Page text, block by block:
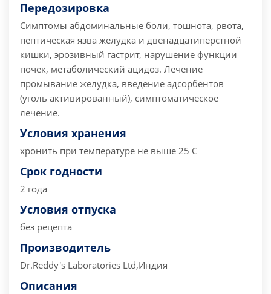
Передозировка
Симптомы абдоминальные боли, тошнота, рвота,
пептическая язва желудка и двенадцатиперстной
кишки, эрозивный гастрит, нарушение функции
почек, метаболический ацидоз. Лечение
промывание желудка, введение адсорбентов
(уголь активированный), симптоматическое
лечение.
Условия хранения
хронить при температуре не выше 25 С
Срок годности
2 года
Условия отпуска
без рецепта
Производитель
Dr.Reddy's Laboratories Ltd,Индия
Описания